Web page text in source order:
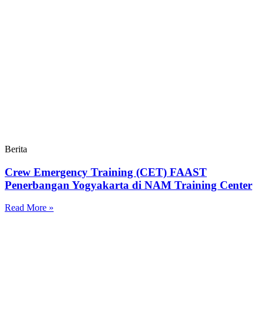
Berita
Crew Emergency Training (CET) FAAST
Penerbangan Yogyakarta di NAM Training Center
Read More »